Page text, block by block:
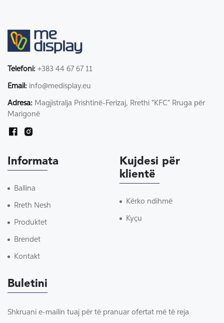
Telefoni: +383 44 67 67 11
Email: info@medisplay.eu
Adresa: Magjistralja Prishtinë-Ferizaj, Rrethi "KFC" Rruga për
Marigonë
Informata
Ballina
Rreth Nesh
Produktet
Brendet
Kontakt
Kujdesi për
klientë
Kërko ndihmë
Kyçu
Buletini
Shkruani e-mailin tuaj për të pranuar ofertat më të reja